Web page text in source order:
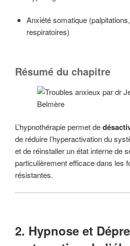
Anxiété somatique
respiratoires)
Résumé du chapitre
L’hypnothérapie permet de
de réduire l’hyperactivation du
et de réinstaller un état interne de
particulièrement efficace dans les
résistantes.
2. Hypnose et